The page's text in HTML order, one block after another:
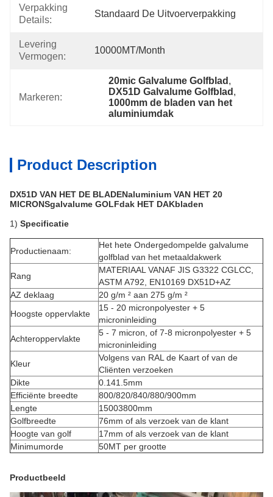
Verpakking
Details:
Standaard De Uitvoerverpakking
Levering
Vermogen:
10000MT/month
Markeren:
20mic Galvalume Golfblad ,
DX51D Galvalume Golfblad ,
1000mm de bladen van het
aluminiumdak
Product Description
DX51D VAN HET DE BLADENaluminium VAN HET 20
MICRONSgalvalume GOLFdak HET DAKbladen
1) Specificatie
Productienaam:
Het hete Ondergedompelde galvalume
golfblad van het metaaldakwerk
Rang
MATERIAAL VANAF JIS G3322 CGLCC,
ASTM A792, EN10169 DX51D+AZ
AZ deklaag
20 g/m ² aan 275 g/m ²
Hoogste oppervlakte
15 - 20 micronpolyester + 5
microninleiding
Achteroppervlakte
5 - 7 micron, of 7-8 micronpolyester + 5
microninleiding
Kleur
Volgens van RAL de Kaart of van de
Cliënten verzoeken
Dikte
0.141.5mm
Efficiënte breedte
800/820/840/880/900mm
Lengte
15003800mm
Golfbreedte
76mm of als verzoek van de klant
Hoogte van golf
17mm of als verzoek van de klant
Minimumorde
50MT per grootte
Productbeeld